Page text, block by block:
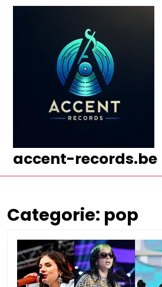
accent-records.be
Categorie: pop